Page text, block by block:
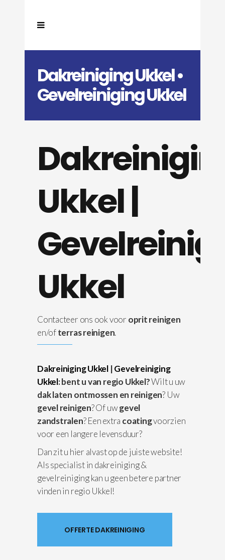
Dakreiniging Ukkel •
Gevelreiniging Ukkel
Ukkel |
Ukkel
Contacteer ons ook voor oprit reinigen
en/ofterras reinigen.
Dakreiniging Ukkel |Gevelreiniging
Ukkel: bent u van regio Ukkel?Wilt u uw
dak laten ontmossen en reinigen? Uw
gevel reinigen? Of uwgevel
zandstralen? Een extra coatingvoorzien
voor een langere levensduur?
Dan zit u hier alvast op de juiste website!
Als specialist in dakreiniging &
gevelreiniging kan u geen betere partner
vinden in regio Ukkel!
OFFERTE DAKREINIGING